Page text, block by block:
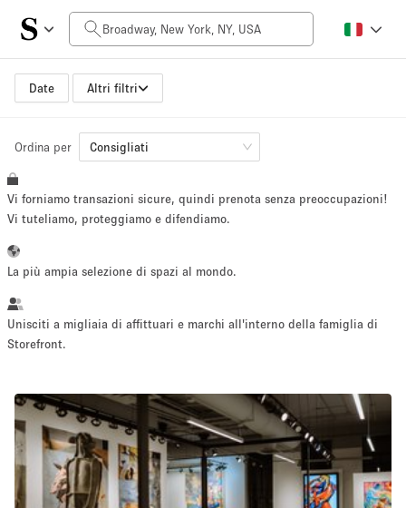
Date Altri filtri
Prezzo al giorno
$0
Dimensioni dello spazio
5000+ sq ft
~ 13 persone
artistico
Servizio
fotografico
Conferenza Meeting Ufficio
Acquista
Condividi
Ordina per Consigliati
Vi forniamo transazioni sicure, quindi prenota senza preoccupazioni!
Vi tuteliamo, proteggiamo e difendiamo.
La più ampia selezione di spazi al mondo.
Unisciti a migliaia di affittuari e marchi all'interno della famiglia di
Storefront.